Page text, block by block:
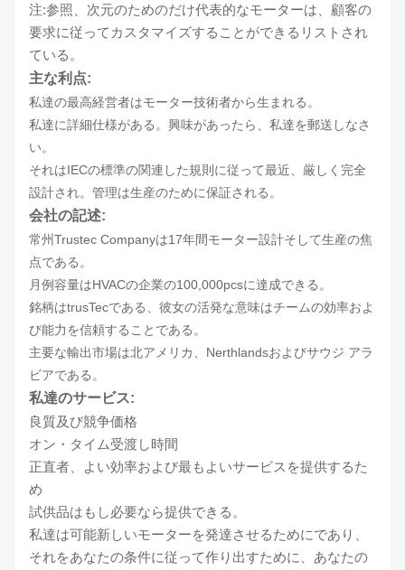
注:参照、次元のためのだけ代表的なモーターは、顧客の
要求に従ってカスタマイズすることができるリストされ
ている。
主な利点:
私達の最高経営者はモーター技術者から生まれる。
私達に詳細仕様がある。興味があったら、私達を郵送しなさ
い。
それはIECの標準の関連した規則に従って最近、厳しく完全
設計され。管理は生産のために保証される。
会社の記述:
常州Trustec Companyは17年間モーター設計そして生産の焦
点である。
月例容量はHVACの企業の100,000pcsに達成できる。
銘柄はtrusTecである、彼女の活発な意味はチームの効率およ
び能力を信頼することである。
主要な輸出市場は北アメリカ、Nerthlandsおよびサウジ アラ
ビアである。
私達のサービス:
良質及び競争価格
オン・タイム受渡し時間
正直者、よい効率および最もよいサービスを提供するた
め
試供品はもし必要なら提供できる。
私達は可能新しいモーターを発達させるためにであり、
それをあなたの条件に従って作り出すために、あなたの